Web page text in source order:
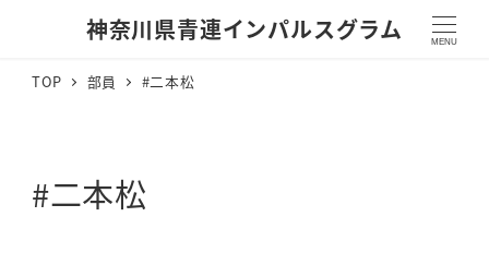
神奈川県青連インパルスグラム MENU
TOP 部員 #二本松
#二本松